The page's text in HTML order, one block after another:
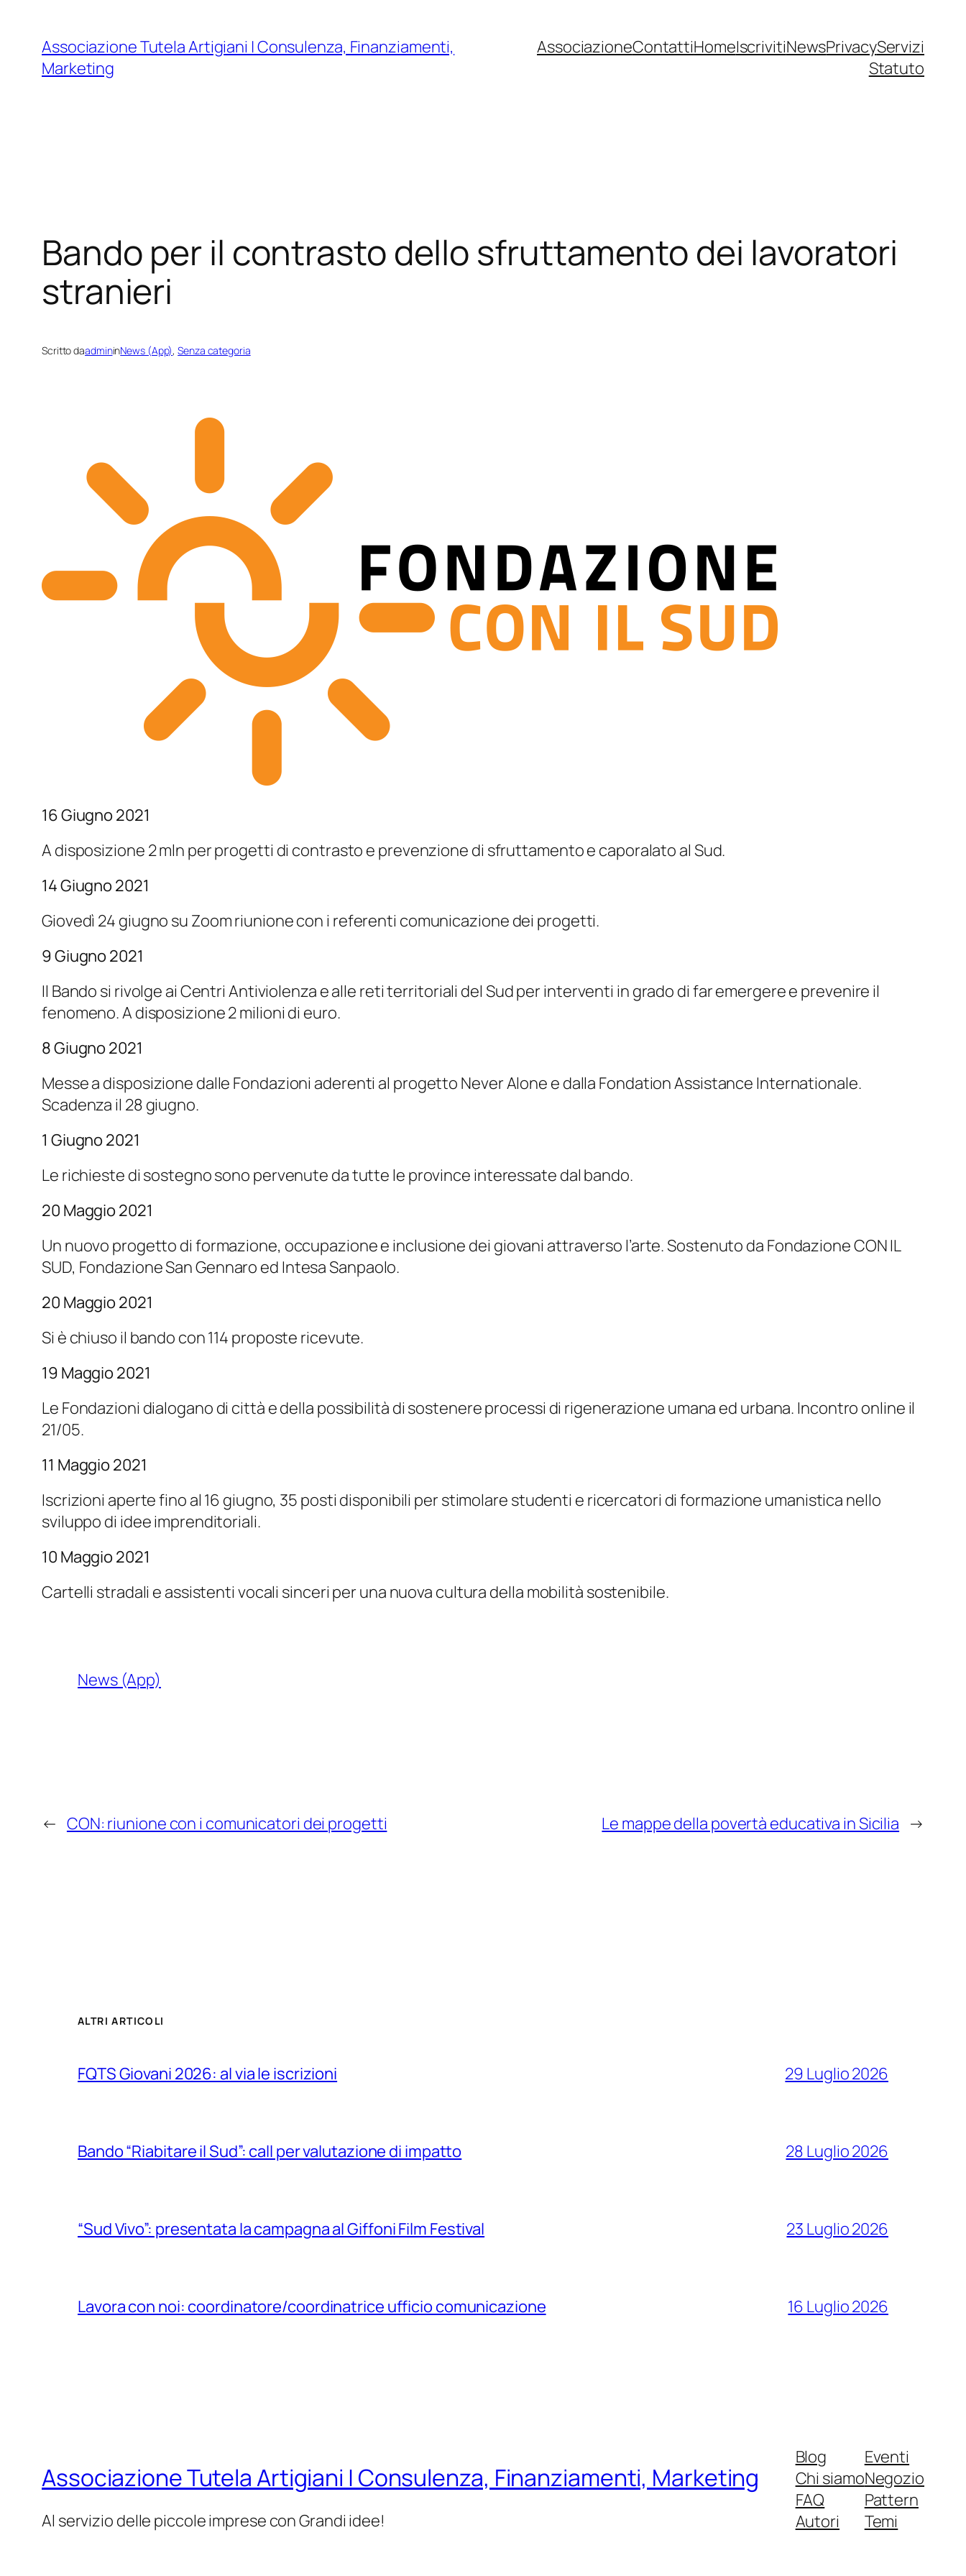
contenuto
Associazione Tutela Artigiani | Consulenza, Finanziamenti,
Marketing
AssociazioneContattiHomeIscrivitiNewsPrivacyServizi
Statuto
Bando per il contrasto dello sfruttamento dei lavoratori
stranieri
Scritto daadmininNews (App), Senza categoria
16 Giugno 2021
A disposizione 2 mln per progetti di contrasto e prevenzione di sfruttamento e caporalato al Sud.
14 Giugno 2021
Giovedì 24 giugno su Zoom riunione con i referenti comunicazione dei progetti.
9 Giugno 2021
Il Bando si rivolge ai Centri Antiviolenza e alle reti territoriali del Sud per interventi in grado di far emergere e prevenire il
fenomeno. A disposizione 2 milioni di euro.
8 Giugno 2021
Messe a disposizione dalle Fondazioni aderenti al progetto Never Alone e dalla Fondation Assistance Internationale.
Scadenza il 28 giugno.
1 Giugno 2021
Le richieste di sostegno sono pervenute da tutte le province interessate dal bando.
20 Maggio 2021
Un nuovo progetto di formazione, occupazione e inclusione dei giovani attraverso l’arte. Sostenuto da Fondazione CON IL
SUD, Fondazione San Gennaro ed Intesa Sanpaolo.
20 Maggio 2021
Si è chiuso il bando con 114 proposte ricevute.
19 Maggio 2021
Le Fondazioni dialogano di città e della possibilità di sostenere processi di rigenerazione umana ed urbana. Incontro online il
21/05.
11 Maggio 2021
Iscrizioni aperte fino al 16 giugno, 35 posti disponibili per stimolare studenti e ricercatori di formazione umanistica nello
sviluppo di idee imprenditoriali.
10 Maggio 2021
Cartelli stradali e assistenti vocali sinceri per una nuova cultura della mobilità sostenibile.
News (App)
← CON: riunione con i comunicatori dei progetti Le mappe della povertà educativa in Sicilia →
ALTRI ARTICOLI
FQTS Giovani 2026: al via le iscrizioni 29 Luglio 2026
Bando “Riabitare il Sud”: call per valutazione di impatto 28 Luglio 2026
“Sud Vivo”: presentata la campagna al Giffoni Film Festival 23 Luglio 2026
Lavora con noi: coordinatore/coordinatrice ufficio comunicazione 16 Luglio 2026
Associazione Tutela Artigiani | Consulenza, Finanziamenti, Marketing
Al servizio delle piccole imprese con Grandi idee!
Blog
Chi siamo
FAQ
Autori
Eventi
Negozio
Pattern
Temi